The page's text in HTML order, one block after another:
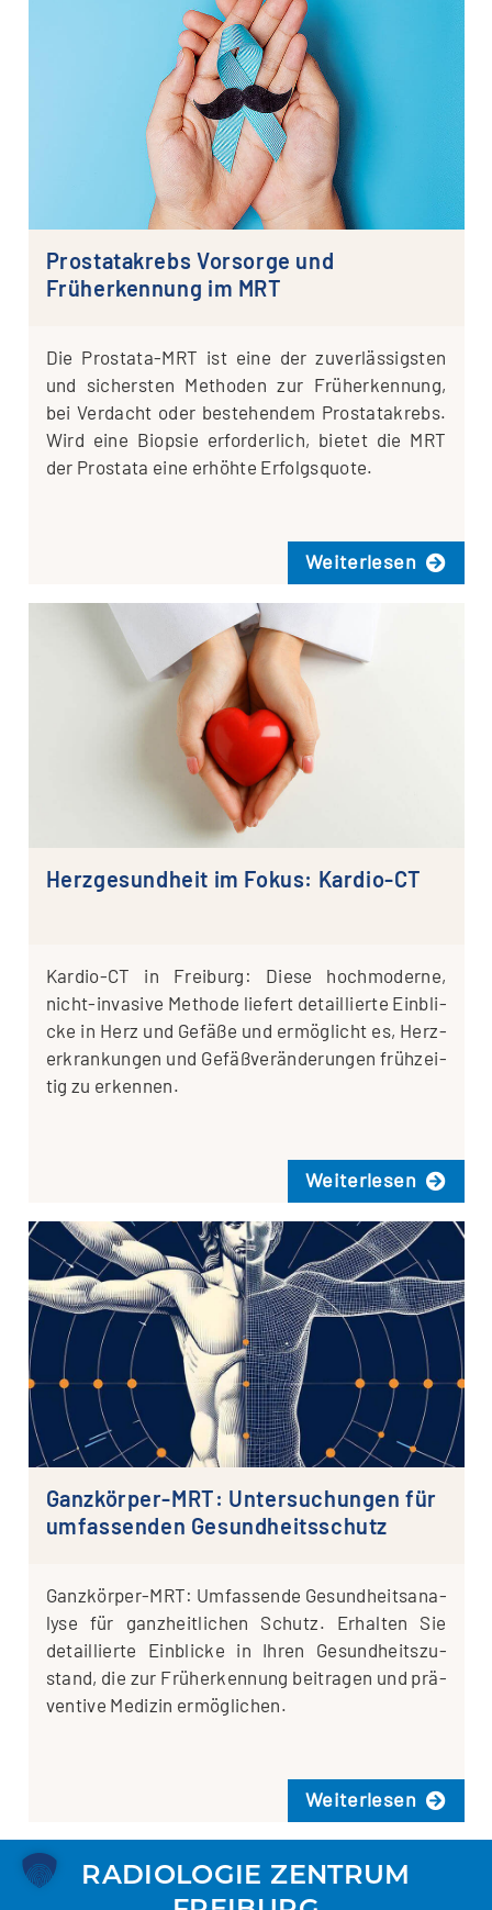
Prostatakrebs Vorsorge und
Früherkennung im MRT
Die Pro­sta­­ta-MRT ist eine der zuver­läs­sigs­ten
und sichers­ten Metho­den zur Früh­erken­nung,
bei Ver­dacht oder bestehendem Pro­sta­ta­krebs.
Wird eine Biop­sie erfor­der­lich, bie­tet die MRT
der Pro­sta­ta eine erhöh­te Erfolgsquote.
Wei­ter­le­sen
Herzgesundheit im Fokus: Kardio-CT
Kar­­dio-CT in Frei­burg: Die­se hoch­mo­der­ne,
nicht-inva­­si­­ve Metho­de lie­fert detail­lier­te Ein­bli­
cke in Herz und Gefä­ße und ermög­licht es, Herz­
er­kran­kun­gen und Gefäß­ver­än­de­run­gen früh­zei­
tig zu erkennen.
Wei­ter­le­sen
Ganzkörper-MRT: Untersuchungen für
umfassenden Gesundheitsschutz
Gan­z­­kör­­per-MRT: Umfas­sen­de Gesund­heits­ana­
ly­se für ganz­heit­li­chen Schutz. Erhal­ten Sie
detail­lier­te Ein­bli­cke in Ihren Gesund­heits­zu­
stand, die zur Früh­erken­nung bei­tra­gen und prä­
ven­ti­ve Medi­zin ermöglichen.
Wei­ter­le­sen
RADIO­LO­GIE ZEN­TRUM